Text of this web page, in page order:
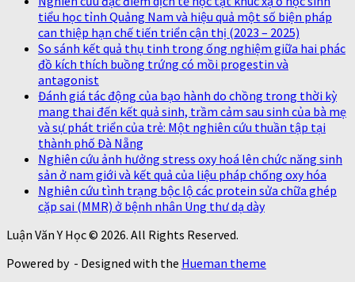
tiểu học tỉnh Quảng Nam và hiệu quả một số biện pháp
can thiệp hạn chế tiến triển cận thị (2023 – 2025)
So sánh kết quả thụ tinh trong ống nghiệm giữa hai phác
đồ kích thích buồng trứng có mồi progestin và
antagonist
Đánh giá tác động của bạo hành do chồng trong thời kỳ
mang thai đến kết quả sinh, trầm cảm sau sinh của bà mẹ
và sự phát triển của trẻ: Một nghiên cứu thuần tập tại
thành phố Đà Nẵng
Nghiên cứu ảnh hưởng stress oxy hoá lên chức năng sinh
sản ở nam giới và kết quả của liệu pháp chống oxy hóa
Nghiên cứu tình trạng bộc lộ các protein sửa chữa ghép
cặp sai (MMR) ở bệnh nhân Ung thư dạ dày
Luận Văn Y Học © 2026. All Rights Reserved.
Powered by - Designed with the Hueman theme